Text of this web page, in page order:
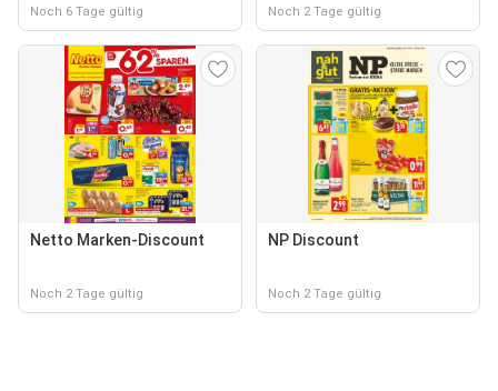
Noch 6 Tage gültig Noch 2 Tage gültig
Netto Marken-Discount
Noch 2 Tage gültig
NP Discount
Noch 2 Tage gültig